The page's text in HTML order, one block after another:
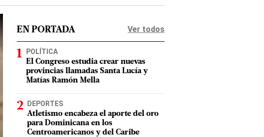
EN PORTADA Ver todos
POLÍTICA
El Congreso estudia crear nuevas
provincias llamadas Santa Lucía y
Matías Ramón Mella
DEPORTES
Atletismo encabeza el aporte del oro
para Dominicana en los
Centroamericanos y del Caribe